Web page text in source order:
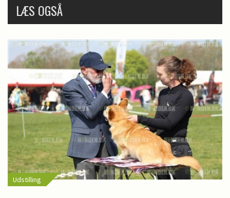
LÆS OGSÅ
Udstilling